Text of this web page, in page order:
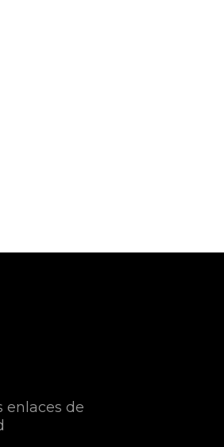
enlaces de